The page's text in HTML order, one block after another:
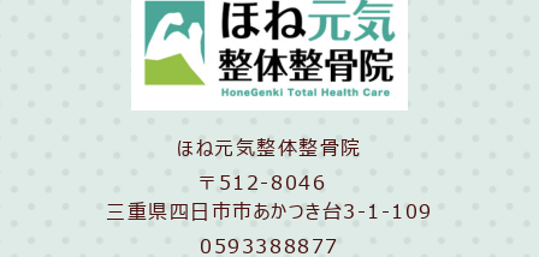
ほね元気整体整骨院
〒512-8046
三重県四日市市あかつき台3-1-109
0593388877